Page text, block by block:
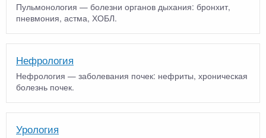
Пульмонология — болезни органов дыхания: бронхит,
пневмония, астма, ХОБЛ.
Нефрология
Нефрология — заболевания почек: нефриты, хроническая
болезнь почек.
Урология